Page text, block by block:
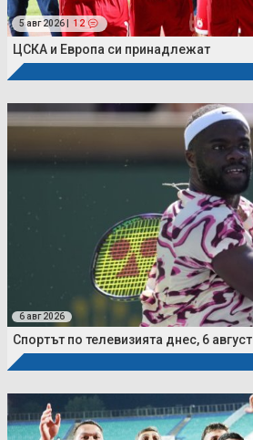
5 авг 2026 | 12
ЦСКА и Европа си принадлежат
6 авг 2026
Спортът по телевизията днес, 6 август